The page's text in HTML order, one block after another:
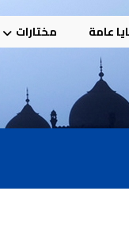
عامة مختارات